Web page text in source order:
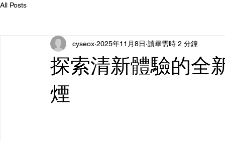
All Posts
探索清新體驗的全
煙
cyseox 2025年11月8日 讀畢需時 2 分鐘